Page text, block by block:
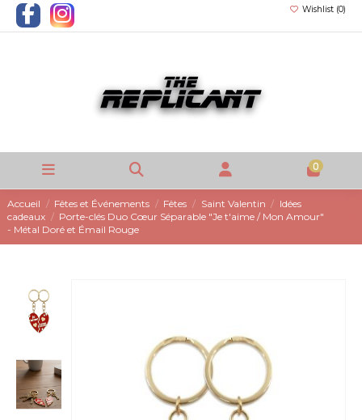
Wishlist (0)
0
Accueil Fêtes et Événements Fêtes Saint Valentin
Idées
cadeaux
Porte-clés Duo Cœur Séparable "Je t'aime / Mon Amour"
- Métal Doré et Émail Rouge